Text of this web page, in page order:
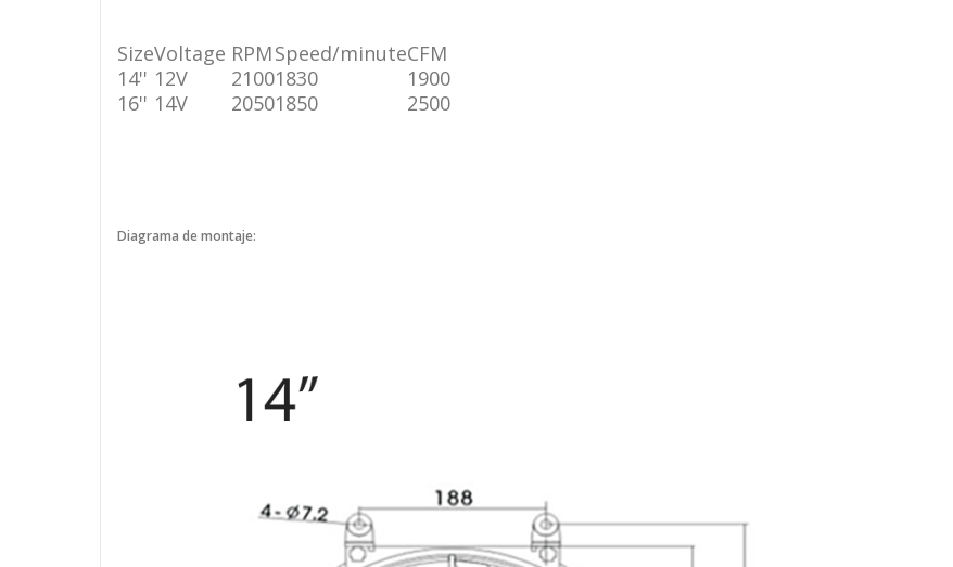
SizeVoltage RPMSpeed/minuteCFM
14'' 12V 21001830
1900
16'' 14V 20501850 2500
Diagrama de montaje: